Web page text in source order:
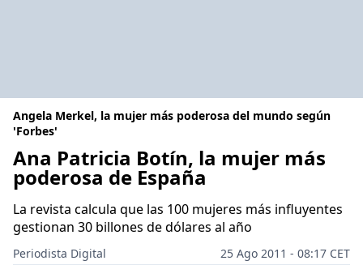
Angela Merkel, la mujer más poderosa del mundo según
'Forbes'
Ana Patricia Botín, la mujer más
poderosa de España
La revista calcula que las 100 mujeres más influyentes
gestionan 30 billones de dólares al año
Periodista Digital
25 Ago 2011 - 08:17 CET